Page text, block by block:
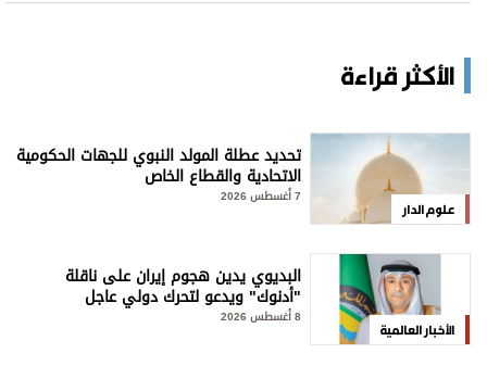
الأكثر قراءة
علوم الدار
تحديد عطلة المولد النبوي للجهات الحكومية
الاتحادية والقطاع الخاص
الأخبار العالمية
البديوي يدين هجوم إيران على ناقلة
"أدنوك" ويدعو لتحرك دولي عاجل
8 أغسطس 2026